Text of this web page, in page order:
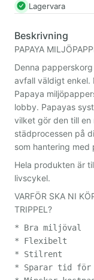
Lagervara
Beskrivning
PAPAYA
Denna
avfall väldigt enkel.
Papaya
lobby. Papayas
vilket gör den till
städprocessen på
som hantering med
Hela produkten är
livscykel.
VARFÖR SKA NI
TRIPPEL?
* Bra miljöval
* Flexibelt
* Stilrent
* Sparar tid för